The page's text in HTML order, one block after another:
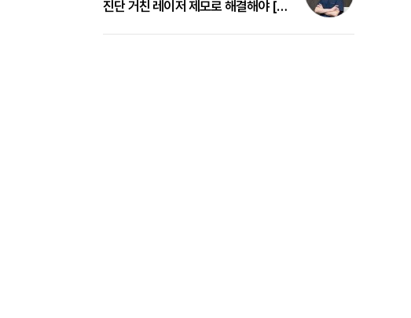
진단 거친 레이저 제모로 해결해야 [변